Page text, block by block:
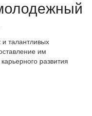
талантливых
им
развития